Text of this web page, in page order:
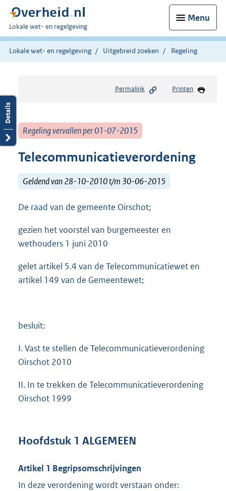
Menu
U
bent
hier:
Lokale wet- en regelgeving
Lokale wet- en regelgeving Uitgebreid zoeken Regeling
Permalink Printen
Regeling vervallen per 01-07-2015
Telecommunicatieverordening
Geldend van 28-10-2010 t/m 30-06-2015
De raad van de gemeente Oirschot;
gezien het voorstel van burgemeester en
wethouders 1 juni 2010
gelet artikel 5.4 van de Telecommunicatiewet en
artikel 149 van de Gemeentewet;
besluit:
I. Vast te stellen de Telecommunicatieverordening
Oirschot 2010
II. In te trekken de Telecommunicatieverordening
Oirschot 1999
Hoofdstuk 1 ALGEMEEN
Artikel 1 Begripsomschrijvingen
In deze verordening wordt verstaan onder: